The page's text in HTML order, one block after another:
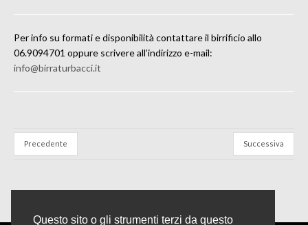
Questo sito o gli strumenti terzi da questo
Per info su formati e disponibilità contattare il birrificio allo
06.9094701 oppure scrivere all’indirizzo e-mail:
info@birraturbacci.it
Precedente Successiva